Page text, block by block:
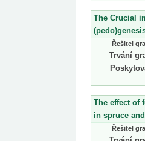
The Crucial
Řešitel
Trvání
The effect of
in spruce
Řešitel